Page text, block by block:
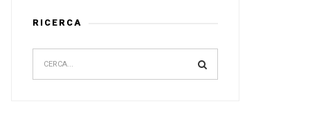
RICERCA